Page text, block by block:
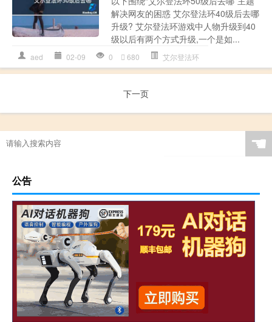
解决网友的困惑 艾尔登法环40级后去哪
升级? 艾尔登法环游戏中人物升级到40
级以后有两个方式升级,一个是如...
aed 02-09 0 680 艾尔登法环
下一页
☚
公告